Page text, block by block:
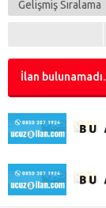
İlan bulunamadı.